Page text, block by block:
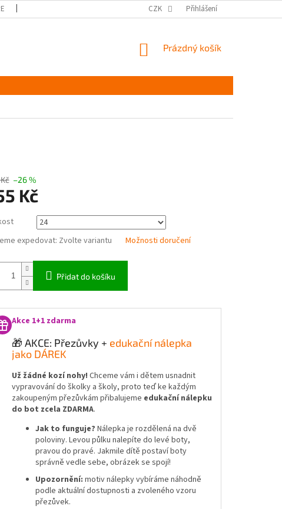
JAK PEČOVAT O OBUV
CZK Přihlášení
NÁKUPNÍ
Prázdný košík
–26 %
Kč
expedovat: Zvolte variantu Možnosti doručení
Přidat do košíku
Akce 1+1 zdarma
🎁 AKCE: Přezůvky + edukační nálepka
jako DÁREK
Už žádné kozí nohy! Chceme vám i dětem usnadnit
vypravování do školky a školy, proto teď ke každým
zakoupeným přezůvkám přibalujeme edukační nálepku
do bot zcela ZDARMA.
Jak to funguje? Nálepka je rozdělená na dvě
poloviny. Levou půlku nalepíte do levé boty,
pravou do pravé. Jakmile dítě postaví boty
správně vedle sebe, obrázek se spojí!
Upozornění: motiv nálepky vybíráme náhodně
podle aktuální dostupnosti a zvoleného vzoru
přezůvek.